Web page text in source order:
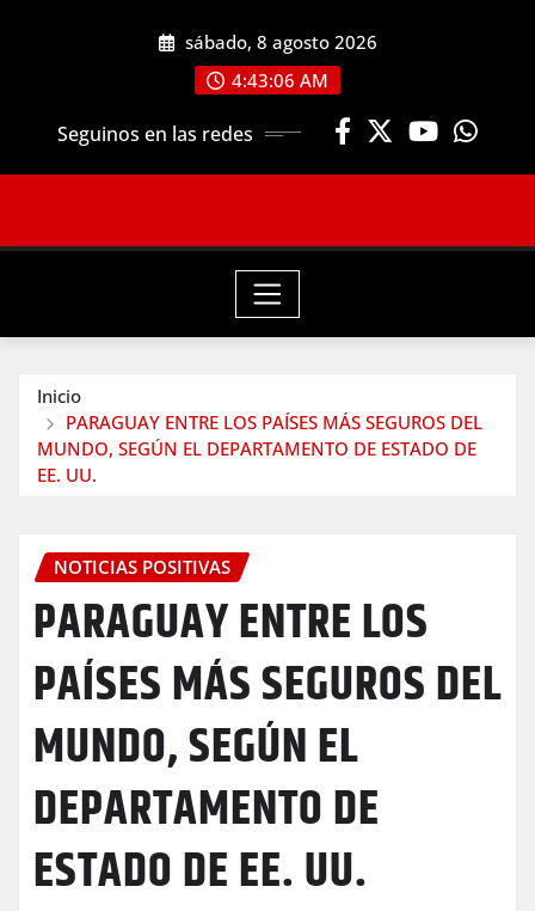
sábado, 8 agosto 2026
4:43:08 AM
Seguinos en las redes
Inicio
PARAGUAY ENTRE LOS PAÍSES MÁS SEGUROS DEL
MUNDO, SEGÚN EL DEPARTAMENTO DE ESTADO DE
EE. UU.
NOTICIAS POSITIVAS
PARAGUAY ENTRE LOS
PAÍSES MÁS SEGUROS DEL
MUNDO, SEGÚN EL
DEPARTAMENTO DE
ESTADO DE EE. UU.